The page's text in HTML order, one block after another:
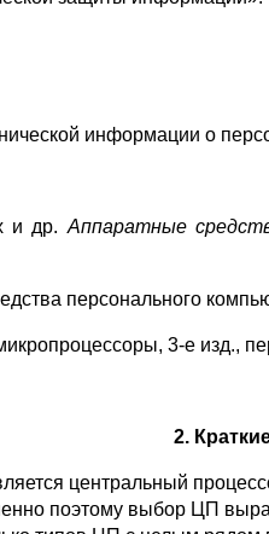
информации о
и др. Аппаратные
персонального
3-е изд.,
2.
центральный
поэтому выбор ЦП